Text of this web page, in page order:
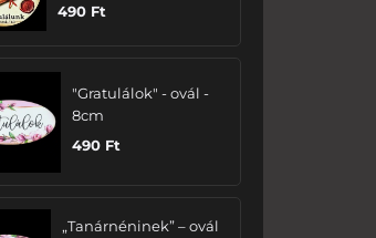
490 Ft
"Gratulálok" - ovál -
8cm
490 Ft
„Tanárnéninek” – ovál